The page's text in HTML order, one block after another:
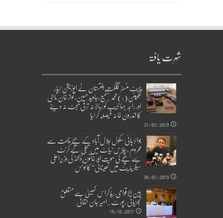
شہرت یافتہ
چیف منسٹر گلگت بلتستان نے اپوزیشن لیڈر
کیپٹن(ر)محمد شفیع،جاوید حسین،نواز خان ناجی
اور راجہ جہانزیب کو سالانہ ترقی بجٹ نہ دینے
کا اندرون خانہ فیصلہ کر لیا
31/03/2019
بوائز ہائی سکول جلال آباد کے بچے چھت سے
محروم ، چلاس نیاٹ میں بجلی کے کرنٹ
سے بچے کی موت اور خاتون ڈاکٹر کی وزیراعلیٰ
سیکریٹریٹ میں تعیناتی‘‘ کا نوٹس
30/03/2019
بین الاقوامی ریڈکراس کمیٹی سے متعلق
تجزیاتی رپورٹ۔امیر جان حقانی
19/10/2017